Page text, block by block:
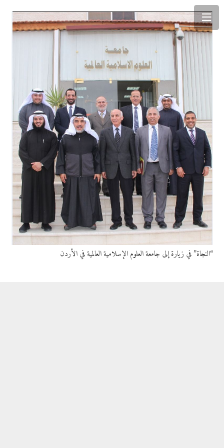
“النجاة” في زيارة إلى جامعة العلوم الإسلامية العالمية في الأردن